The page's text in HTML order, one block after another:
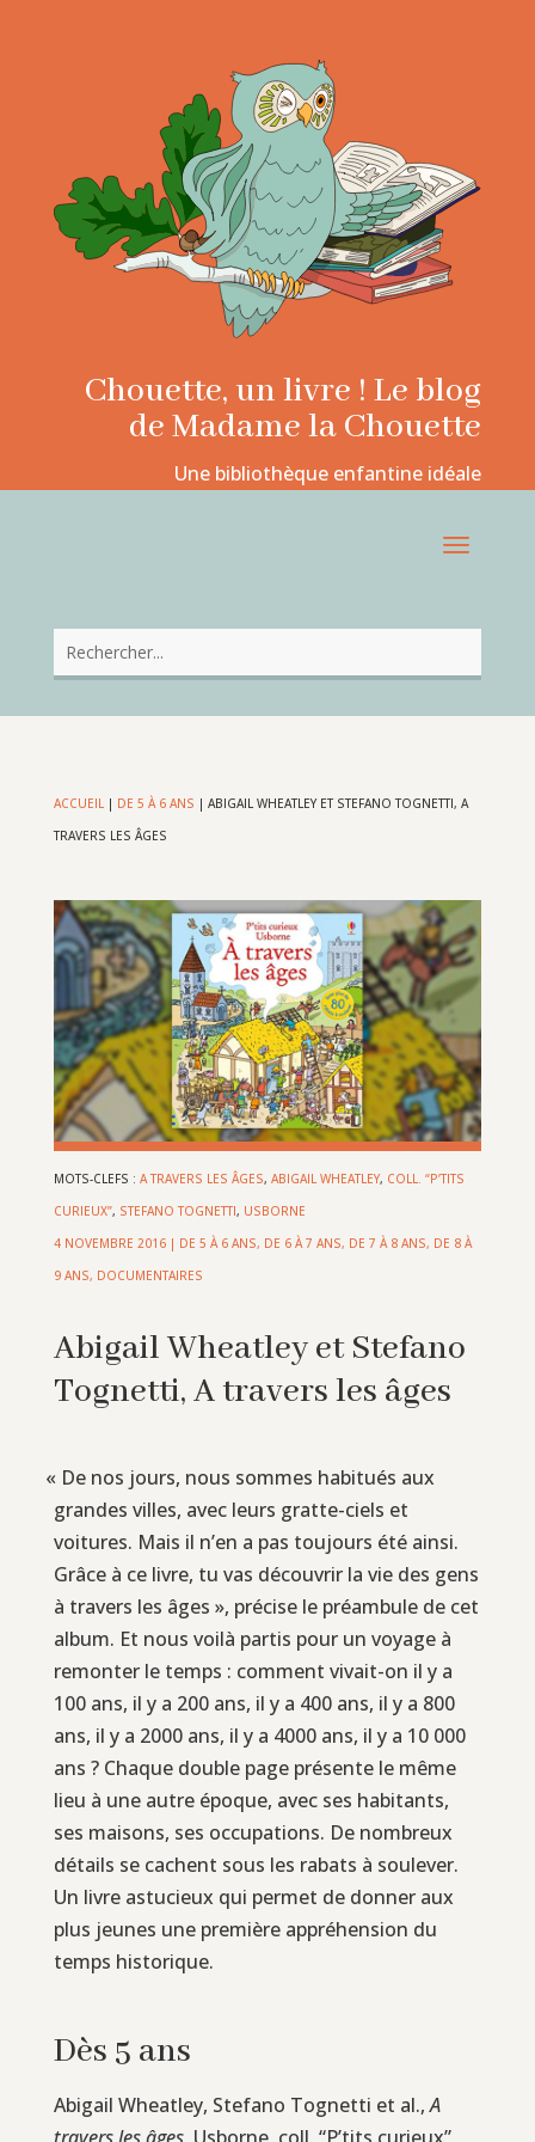
Chouette, un livre ! Le blog
de Madame la Chouette
Une bibliothèque enfantine idéale
ACCUEIL| DE 5 À 6 ANS | ABIGAIL WHEATLEY ET STEFANO TOGNETTI, A
TRAVERS LES ÂGES
MOTS-CLEFS : A TRAVERS LES ÂGES, ABIGAIL WHEATLEY, COLL. “P’TITS
CURIEUX”, STEFANO TOGNETTI, USBORNE
4 NOVEMBRE 2016| DE 5 À 6 ANS, DE 6 À 7 ANS, DE 7 À 8 ANS, DE 8 À
9 ANS, DOCUMENTAIRES
Abigail Wheatley et Stefano
Tognetti, A travers les âges
« De nos jours, nous sommes habitués aux
grandes villes, avec leurs gratte-ciels et
voitures. Mais il n’en a pas toujours été ainsi.
Grâce à ce livre, tu vas découvrir la vie des gens
à travers les âges », précise le préambule de cet
album. Et nous voilà partis pour un voyage à
remonter le temps : comment vivait-on il y a
100 ans, il y a 200 ans, il y a 400 ans, il y a 800
ans, il y a 2000 ans, il y a 4000 ans, il y a 10 000
ans ? Chaque double page présente le même
lieu à une autre époque, avec ses habitants,
ses maisons, ses occupations. De nombreux
détails se cachent sous les rabats à soulever.
Un livre astucieux qui permet de donner aux
plus jeunes une première appréhension du
temps historique.
Dès 5 ans
Abigail Wheatley, Stefano Tognetti et al.,A